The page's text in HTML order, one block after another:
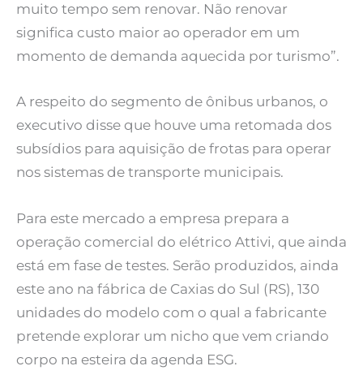
muito tempo sem renovar. Não renovar
significa custo maior ao operador em um
momento de demanda aquecida por turismo”.
A respeito do segmento de ônibus urbanos, o
executivo disse que houve uma retomada dos
subsídios para aquisição de frotas para operar
nos sistemas de transporte municipais.
Para este mercado a empresa prepara a
operação comercial do elétrico Attivi, que ainda
está em fase de testes. Serão produzidos, ainda
este ano na fábrica de Caxias do Sul (RS), 130
unidades do modelo com o qual a fabricante
pretende explorar um nicho que vem criando
corpo na esteira da agenda ESG.